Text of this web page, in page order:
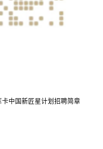
卡中国新匠星计划招聘简章